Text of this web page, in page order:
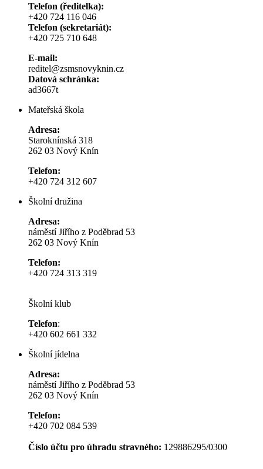
Telefon (ředitelka):
+420 724 116 046
Telefon (sekretariát):
+420 725 710 648
E-mail:
reditel@zsmsnovyknin.cz
Datová schránka:
ad3667t
Mateřská škola
Adresa:
Staroknínská 318
262 03 Nový Knín
Telefon:
+420 724 312 607
Školní družina
Adresa:
náměstí Jiřího z Poděbrad 53
262 03 Nový Knín
Telefon:
+420 724 313 319
Školní klub
Telefon:
+420 602 661 332
Školní jídelna
Adresa:
náměstí Jiřího z Poděbrad 53
262 03 Nový Knín
Telefon:
+420 702 084 539
Číslo účtu pro úhradu stravného: 129886295/0300